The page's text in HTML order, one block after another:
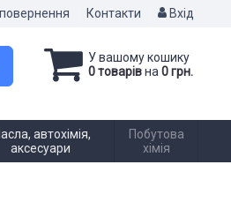
повернення Контакти Вхід
У вашому кошику
0 товарівна 0 грн.
автохімія,
аксесуари
Побутова
хімія